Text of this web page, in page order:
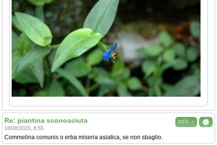
milli ↓
Re: piantina sconosciuta
18/08/2020, 8:55
Commelina comunis o erba miseria asiatica, se non sbaglio.